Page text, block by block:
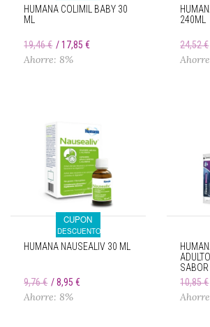
HUMANA COLIMIL BABY 30
ML
19,46 € 17,85 €
Ahorre: 8%
240ML
24,52 €
CUPON
DESCUENTO
HUMANA NAUSEALIV 30 ML
9,76 € 8,95 €
Ahorre: 8%
10,85 €